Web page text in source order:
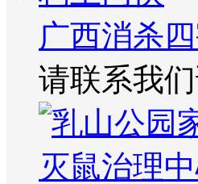
广西消杀
请联系我